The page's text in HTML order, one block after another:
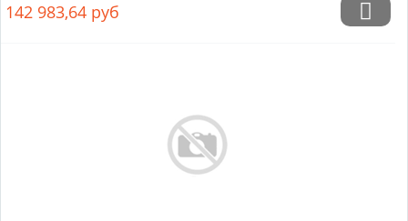
142 983,64 руб